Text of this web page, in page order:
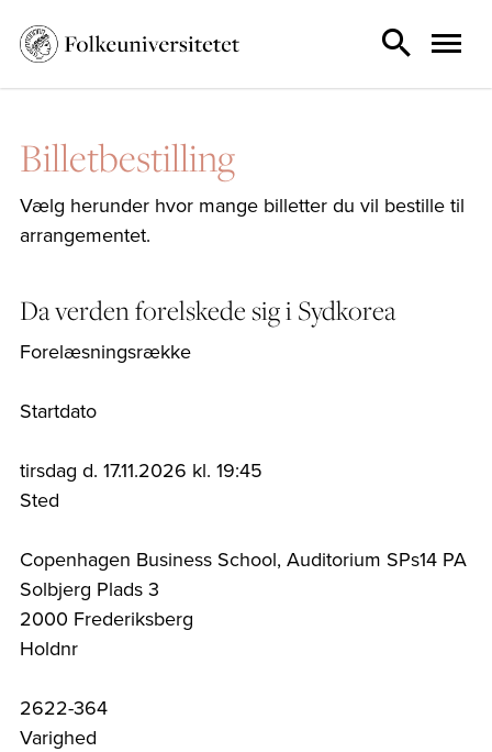
Billetbestilling
Vælg herunder hvor mange billetter du vil bestille til
arrangementet.
Da verden forelskede sig i Sydkorea
Forelæsningsrække
Startdato
tirsdag d. 17.11.2026 kl. 19:45
Sted
Copenhagen Business School, Auditorium SPs14 PA
Solbjerg Plads 3
2000 Frederiksberg
Holdnr
2622-364
Varighed